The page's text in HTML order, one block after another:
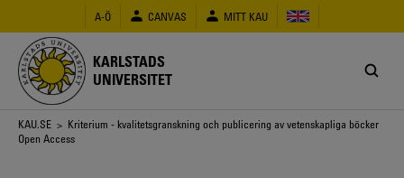
huvudinnehåll
A-Ö CANVAS MITT KAU
KARLSTADS
UNIVERSITET
Länkstig
KAU.SE > Kriterium - kvalitetsgranskning och publicering av vetenskapliga böcker
Open Access